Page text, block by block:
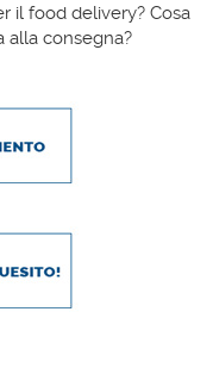
il food delivery? Cosa
alla consegna?